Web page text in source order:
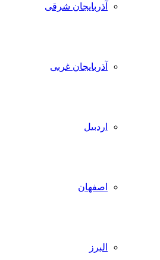
آذربایجان شرقی
آذربایجان غربی
اردبیل
اصفهان
البرز